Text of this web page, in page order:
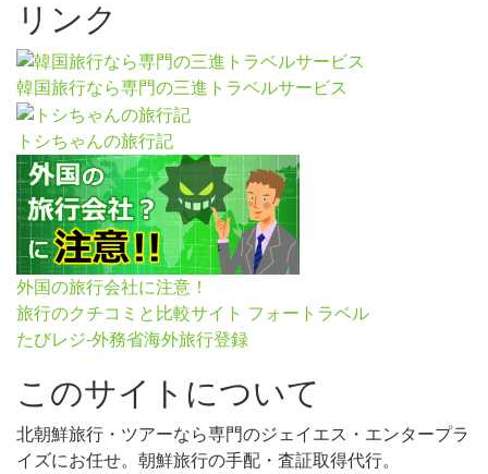
リンク
韓国旅行なら専門の三進トラベルサービス
トシちゃんの旅行記
外国の旅行会社に注意！
旅行のクチコミと比較サイト フォートラベル
たびレジ-外務省海外旅行登録
このサイトについて
北朝鮮旅行・ツアーなら専門のジェイエス・エンタープラ
イズにお任せ。朝鮮旅行の手配・査証取得代行。